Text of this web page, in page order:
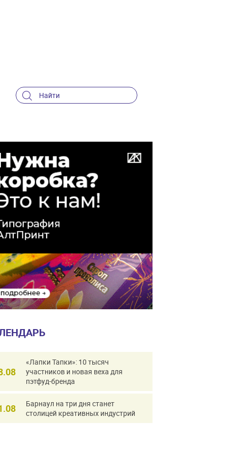
«Лапки Тапки»: 10 тысяч
участников и новая веха для
пэтфуд-бренда
Барнаул на три дня станет
столицей креативных индустрий